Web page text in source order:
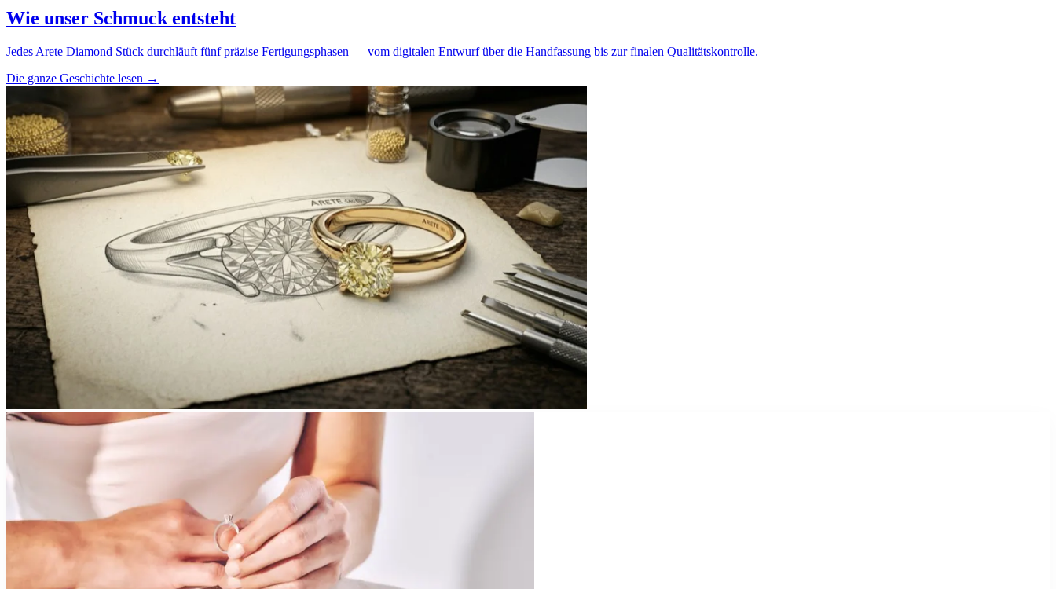
Wie unser Schmuck entsteht
Jedes Arete Diamond Stück durchläuft fünf präzise Fertigungsphasen — vom digitalen Entwurf über die Handfassung bis zur finalen Qualitätskontrolle.
Die ganze Geschichte lesen →